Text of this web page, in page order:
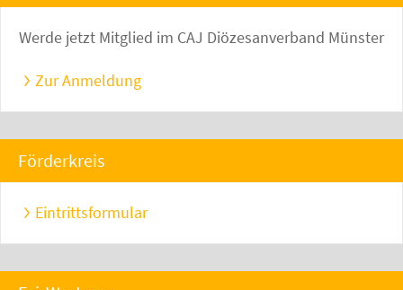
Werde jetzt Mitglied im CAJ Diözesanverband Münster
Zur Anmeldung
Förderkreis
Eintrittsformular